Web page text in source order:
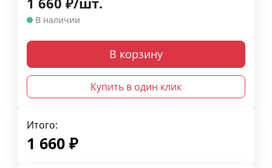
1 660 ₽/шт.
В наличии
В корзину
Купить в один клик
Итого:
1 660 ₽